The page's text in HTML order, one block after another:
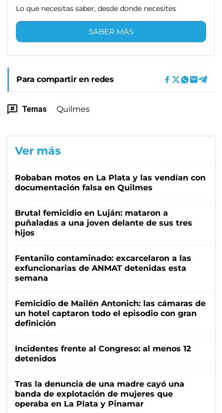
Lo que necesitas saber, desde donde necesites
SABER MÁS
Para compartir en redes
Temas Quilmes
Ver más
Robaban motos en La Plata y las vendían con
documentación falsa en Quilmes
Brutal femicidio en Luján: mataron a
puñaladas a una joven delante de sus tres
hijos
Fentanilo contaminado: excarcelaron a las
exfuncionarias de ANMAT detenidas esta
semana
Femicidio de Mailén Antonich: las cámaras de
un hotel captaron todo el episodio con gran
definición
Incidentes frente al Congreso: al menos 12
detenidos
Tras la denuncia de una madre cayó una
banda de explotación de mujeres que
operaba en La Plata y Pinamar